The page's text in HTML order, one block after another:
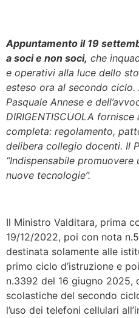
Appuntamento il 19
a soci e non soci, che
e operativi alla luce dello
esteso ora al secondo
Pasquale Annese e
DIRIGENTISCUOLA
completa: regolamento,
delibera collegio docenti. Il
“Indispensabile
nuove tecnologie”.
Il Ministro Valditara, prima
19/12/2022, poi con nota
destinata solamente alle
primo ciclo d’istruzione e
n.3392 del 16 giugno 2025,
scolastiche del secondo
l’uso dei telefoni cellulari